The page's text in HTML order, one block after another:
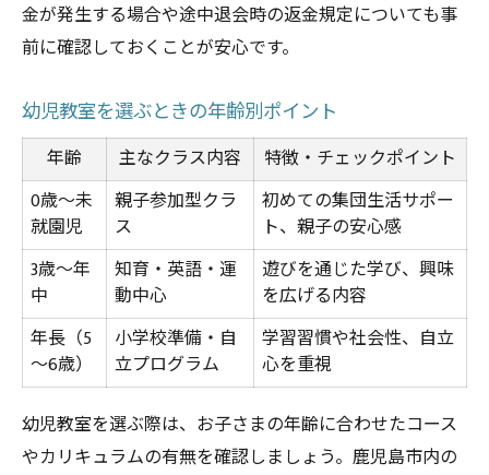
金が発生する場合や途中退会時の返金規定についても事
前に確認しておくことが安心です。
幼児教室を選ぶときの年齢別ポイント
年齢 主なクラス内容
特徴・チェックポイント
0歳～未
就園児
親子参加型クラ
ス
初めての集団生活サポー
ト、親子の安心感
3歳～年
中
知育・英語・運
動中心
遊びを通じた学び、興味
を広げる内容
年長（5
～6歳）
小学校準備・自
立プログラム
学習習慣や社会性、自立
心を重視
幼児教室を選ぶ際は、お子さまの年齢に合わせたコース
やカリキュラムの有無を確認しましょう。鹿児島市内の